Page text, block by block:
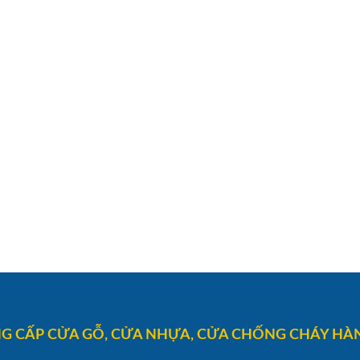
CẤP CỬA GỖ, CỬA NHỰA, CỬA CHỐNG CHÁY